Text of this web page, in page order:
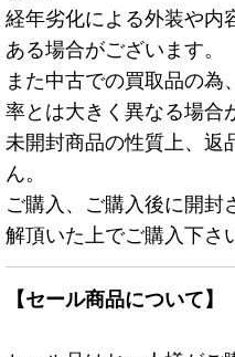
経年劣化による外装や内
ある場合がございます。
また中古での買取品の為
率とは大きく異なる場合
未開封商品の性質上、返
ん。
ご購入、ご購入後に開封
解頂いた上でご購入下さ
【セール商品について】